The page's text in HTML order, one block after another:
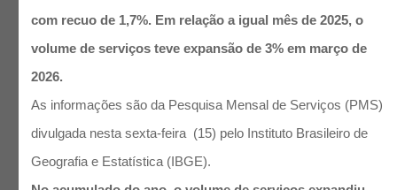
com recuo de 1,7%. Em relação a igual mês de 2025, o
volume de serviços teve expansão de 3% em março de
2026.
As informações são da Pesquisa Mensal de Serviços (PMS)
divulgada nesta sexta-feira (15) pelo Instituto Brasileiro de
Geografia e Estatística (IBGE).